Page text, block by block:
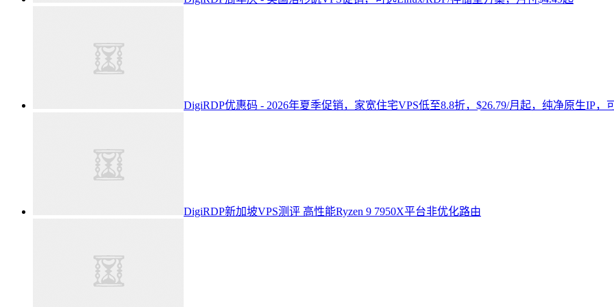
DigiRDP优惠码 - 2026年夏季促销，家宽住宅VPS低至8.8折，$26.79/月起，纯净原生IP，
DigiRDP新加坡VPS测评 高性能Ryzen 9 7950X平台非优化路由